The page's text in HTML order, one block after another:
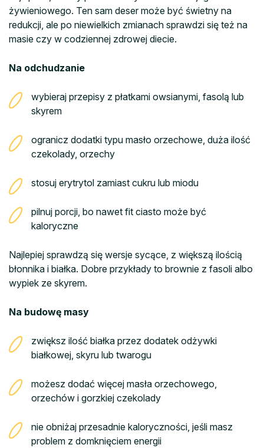
żywieniowego. Ten sam deser może być świetny na
redukcji, ale po niewielkich zmianach sprawdzi się też na
masie czy w codziennej zdrowej diecie.
Na odchudzanie
wybieraj przepisy z płatkami owsianymi, fasolą lub
skyrem
ogranicz dodatki typu masło orzechowe, duża ilość
czekolady, orzechy
stosuj erytrytol zamiast cukru lub miodu
pilnuj porcji, bo nawet fit ciasto może być
kaloryczne
Najlepiej sprawdzą się wersje sycące, z większą ilością
błonnika i białka. Dobre przykłady to brownie z fasoli albo
wypiek ze skyrem.
Na budowę masy
zwiększ ilość białka przez dodatek odżywki
białkowej, skyru lub twarogu
możesz dodać więcej masła orzechowego,
orzechów i gorzkiej czekolady
nie obniżaj przesadnie kaloryczności, jeśli masz
problem z domknięciem energii